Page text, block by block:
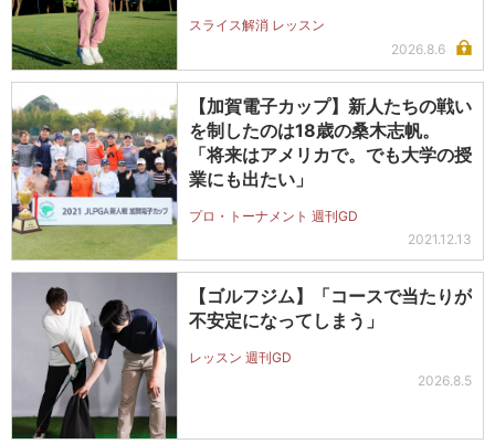
スライス解消 レッスン
2026.8.6
【加賀電子カップ】新人たちの戦い
を制したのは18歳の桑木志帆。
「将来はアメリカで。でも大学の授
業にも出たい」
プロ・トーナメント 週刊GD
2021.12.13
【ゴルフジム】「コースで当たりが
不安定になってしまう」
レッスン 週刊GD
2026.8.5